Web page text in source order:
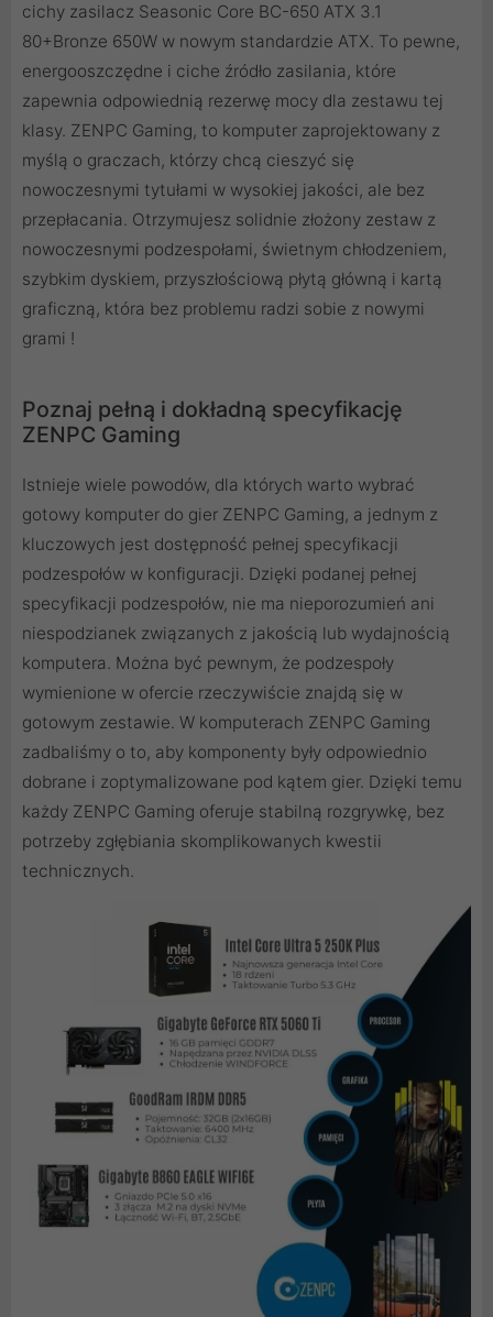
cichy zasilacz Seasonic Core BC-650 ATX 3.1
80+Bronze 650W w nowym standardzie ATX. To pewne,
energooszczędne i ciche źródło zasilania, które
zapewnia odpowiednią rezerwę mocy dla zestawu tej
klasy. ZENPC Gaming, to komputer zaprojektowany z
myślą o graczach, którzy chcą cieszyć się
nowoczesnymi tytułami w wysokiej jakości, ale bez
przepłacania. Otrzymujesz solidnie złożony zestaw z
nowoczesnymi podzespołami, świetnym chłodzeniem,
szybkim dyskiem, przyszłościową płytą główną i kartą
graficzną, która bez problemu radzi sobie z nowymi
grami !
Poznaj pełną i dokładną specyfikację
ZENPC Gaming
Istnieje wiele powodów, dla których warto wybrać
gotowy komputer do gier ZENPC Gaming, a jednym z
kluczowych jest dostępność pełnej specyfikacji
podzespołów w konfiguracji. Dzięki podanej pełnej
specyfikacji podzespołów, nie ma nieporozumień ani
niespodzianek związanych z jakością lub wydajnością
komputera. Można być pewnym, że podzespoły
wymienione w ofercie rzeczywiście znajdą się w
gotowym zestawie. W komputerach ZENPC Gaming
zadbaliśmy o to, aby komponenty były odpowiednio
dobrane i zoptymalizowane pod kątem gier. Dzięki temu
każdy ZENPC Gaming oferuje stabilną rozgrywkę, bez
potrzeby zgłębiania skomplikowanych kwestii
technicznych.